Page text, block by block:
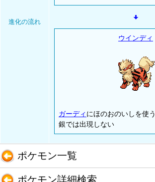
進化の流れ
ウインディ
ガーディ にほのおのいしを使う
銀では出現しない
ポケモン一覧
ポケモン詳細検索